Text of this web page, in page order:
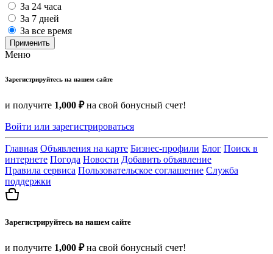
За 24 часа
За 7 дней
За все время
Применить
Меню
Зарегистрируйтесь на нашем сайте
и получите 1,000 ₽на свой бонусный счет!
Войти или зарегистрироваться
Главная Объявления на карте Бизнес-профили Блог Поиск в
интернете Погода Новости Добавить объявление
Правила сервиса Пользовательское соглашение Служба
поддержки
Зарегистрируйтесь на нашем сайте
и получите 1,000 ₽на свой бонусный счет!